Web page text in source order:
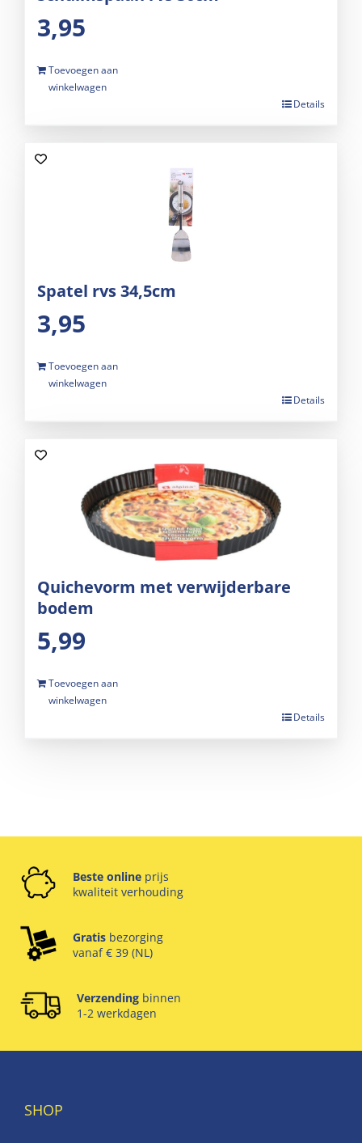
3,95
Toevoegen aan
winkelwagen
Details
Spatel rvs 34,5cm
3,95
Toevoegen aan
winkelwagen
Details
Quichevorm met verwijderbare
bodem
5,99
Toevoegen aan
winkelwagen
Details
Beste online prijs
kwaliteit verhouding
Gratis bezorging
vanaf € 39 (NL)
Verzending binnen
1-2 werkdagen
SHOP